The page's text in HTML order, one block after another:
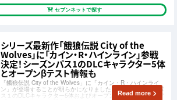
セブンネットで探す
シリーズ最新作「餓狼伝説 City of the
Wolves」に「カイン・R・ハインライン」参戦
決定！シーズンパス1のDLCキャラクター5体
とオープンβテスト情報も
「餓狼伝説 City of the Wolves」に「カイン・R・ハインライ
ン」が登場することが明らかになりました。また、シーズンパ
ス１のDLCキャラクター5体およびオープンβテストのプレイア
Read more